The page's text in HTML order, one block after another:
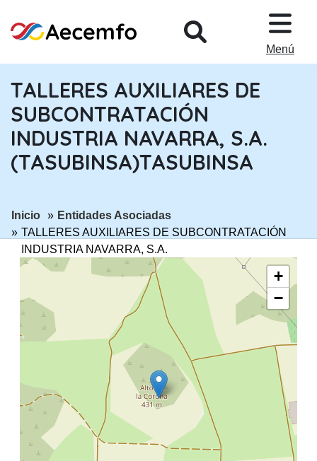
Menú
TALLERES AUXILIARES DE
SUBCONTRATACIÓN
INDUSTRIA NAVARRA, S.A.
(TASUBINSA)TASUBINSA
ir a página:
Inicio ir a página:
Entidades Asociadas
TALLERES AUXILIARES DE SUBCONTRATACIÓN
INDUSTRIA NAVARRA, S.A.
(TASUBINSA)TASUBINSA
+
−